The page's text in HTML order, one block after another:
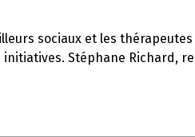
sociaux et les
Stéphane Richard,